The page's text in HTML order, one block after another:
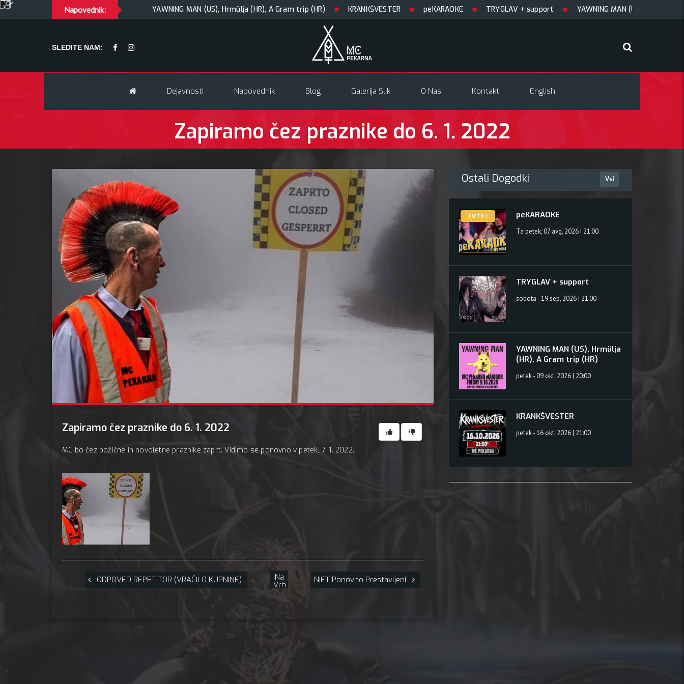
Napovednik:
TRYGLAV + support YAWNING MAN (US), Hrmülja (HR), A Gram trip (HR) KRANKŠVESTER peKARAOKE TRYGLAV + support YAWNING MAN (US), Hrmülja (HR),
SLEDITE NAM:
Dejavnosti Napovednik Blog Galerija Slik O Nas Kontakt English
Zapiramo čez praznike do 6. 1. 2022
Zapiramo čez praznike do 6. 1. 2022
MC bo čez božične in novoletne praznike zaprt. Vidimo se ponovno v petek, 7. 1. 2022.
ODPOVED REPETITOR (VRAČILO KUPNINE) Na
Vrh NIET Ponovno Prestavljeni
Ostali Dogodki Vsi
J U T R I peKARAOKE
Ta petek, 07 avg, 2026 | 21:00
TRYGLAV + support
sobota - 19 sep, 2026 | 21:00
YAWNING MAN (US), Hrmülja
(HR), A Gram trip (HR)
petek - 09 okt, 2026 | 20:00
KRANKŠVESTER
petek - 16 okt, 2026 | 21:00